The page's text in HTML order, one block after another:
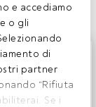
e accediamo
o gli
di
partner
“Rifiuta
Se i
Se
Se non
per scoprire